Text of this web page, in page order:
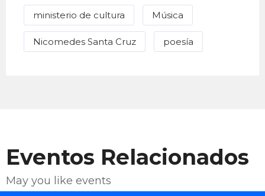
ministerio de cultura Música
Nicomedes Santa Cruz poesía
Eventos Relacionados
May you like events